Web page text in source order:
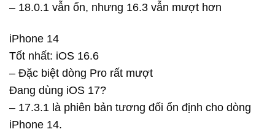
– 18.0.1 vẫn ổn, nhưng 16.3 vẫn mượt hơn
iPhone 14
Tốt nhất: iOS 16.6
– Đặc biệt dòng Pro rất mượt
Đang dùng iOS 17?
– 17.3.1 là phiên bản tương đối ổn định cho dòng
iPhone 14.